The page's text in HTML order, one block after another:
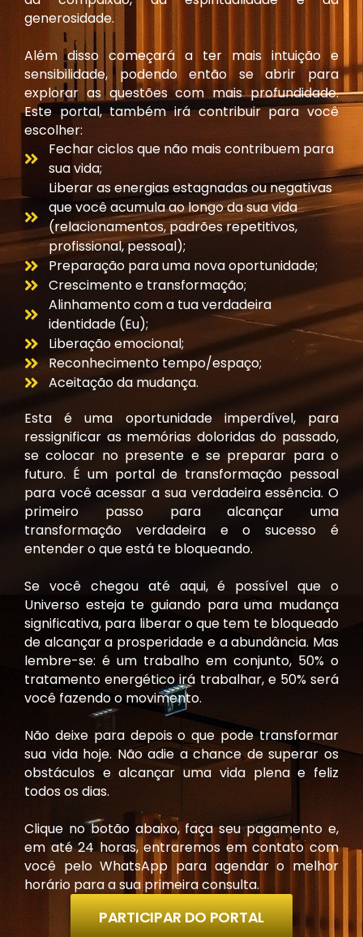
generosidade.
Além disso começará a ter mais intuição e
sensibilidade, podendo então se abrir para
explorar as questões com mais profundidade.
Este portal, também irá contribuir para você
escolher:
Fechar ciclos que não mais contribuem para
sua vida;
Liberar as energias estagnadas ou negativas
que você acumula ao longo da sua vida
(relacionamentos, padrões repetitivos,
profissional, pessoal);
Preparação para uma nova oportunidade;
Crescimento e transformação;
Alinhamento com a tua verdadeira
identidade (Eu);
Liberação emocional;
Reconhecimento tempo/espaço;
Aceitação da mudança.
Esta é uma oportunidade imperdível, para
ressignificar as memórias doloridas do passado,
se colocar no presente e se preparar para o
futuro. É um portal de transformação pessoal
para você acessar a sua verdadeira essência. O
primeiro passo para alcançar uma
transformação verdadeira e o sucesso é
entender o que está te bloqueando.
Se você chegou até aqui, é possível que o
Universo esteja te guiando para uma mudança
significativa, para liberar o que tem te bloqueado
de alcançar a prosperidade e a abundância. Mas
lembre-se: é um trabalho em conjunto, 50% o
tratamento energético irá trabalhar, e 50% será
você fazendo o movimento.
Não deixe para depois o que pode transformar
sua vida hoje. Não adie a chance de superar os
obstáculos e alcançar uma vida plena e feliz
todos os dias.
Clique no botão abaixo, faça seu pagamento e,
em até 24 horas, entraremos em contato com
você pelo WhatsApp para agendar o melhor
horário para a sua primeira consulta.
PARTICIPAR DO PORTAL